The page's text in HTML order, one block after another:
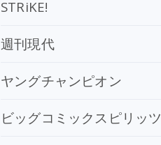
STRiKE!
週刊現代
ヤングチャンピオン
ビッグコミックスピリッツ